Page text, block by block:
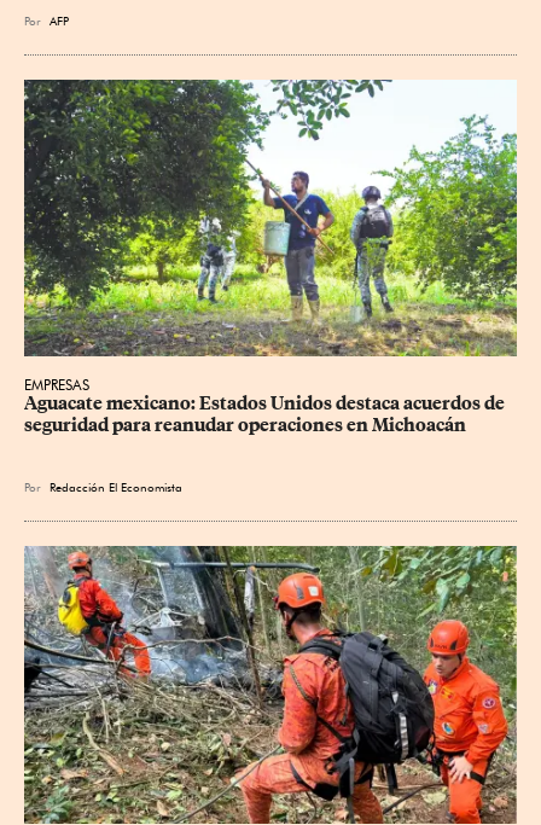
Por AFP
EMPRESAS
Aguacate mexicano: Estados Unidos destaca acuerdos de
seguridad para reanudar operaciones en Michoacán
Por Redacción El Economista